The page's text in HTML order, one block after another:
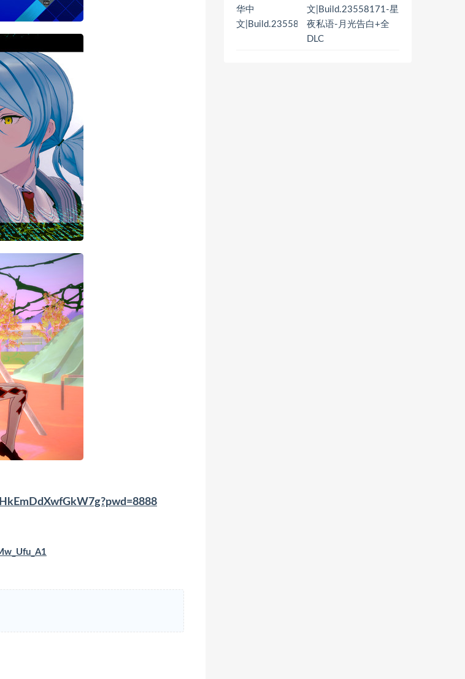
文|Build.23558171-星
夜私语-月光告白+全
DLC